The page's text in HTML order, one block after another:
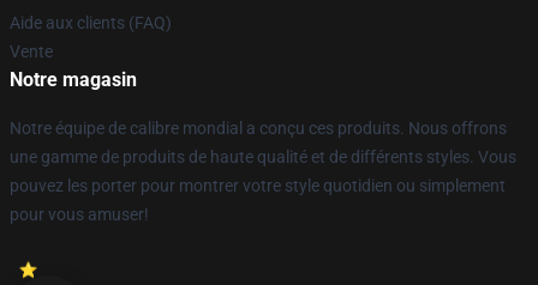
Aide aux clients (FAQ)
Vente
Notre magasin
Notre équipe de calibre mondial a conçu ces produits. Nous offrons
une gamme de produits de haute qualité et de différents styles. Vous
pouvez les porter pour montrer votre style quotidien ou simplement
pour vous amuser!